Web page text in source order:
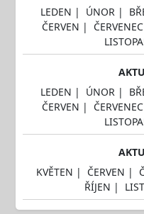
LEDEN | ÚNOR |
ČERVEN | ČERVENEC
LEDEN | ÚNOR |
ČERVEN | ČERVENEC
KVĚTEN | ČERVEN |
ŘÍJEN |